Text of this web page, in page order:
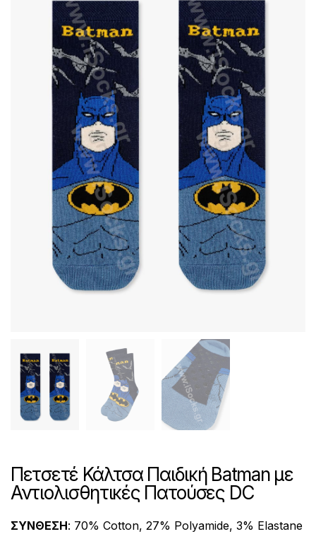
Πετσετέ Κάλτσα Παιδική Batman με
Αντιολισθητικές Πατούσες DC
ΣΥΝΘΕΣΗ: 70% Cotton, 27% Polyamide, 3% Elastane